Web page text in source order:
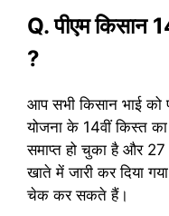
Q. पीएम
?
आप सभी किसान भाई को
योजना के 14वीं किस्त
समाप्त हो चुका है और
खाते में जारी कर दिया
चेक कर सकते हैं।